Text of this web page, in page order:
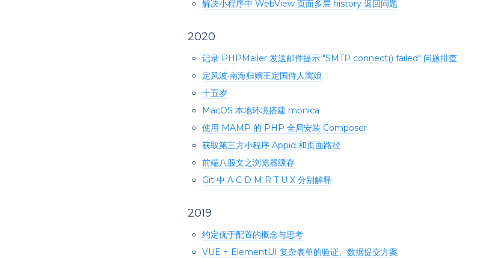
解决小程序中 WebView 页面多层 history 返回问题
2020
记录 PHPMailer 发送邮件提示 "SMTP connect() failed" 问题排查
定风波·南海归赠王定国侍人寓娘
十五岁
MacOS 本地环境搭建 monica
使用 MAMP 的 PHP 全局安装 Composer
获取第三方小程序 Appid 和页面路径
前端八股文之浏览器缓存
Git 中 A C D M R T U X 分别解释
2019
约定优于配置的概念与思考
VUE + ElementUI 复杂表单的验证、数据提交方案